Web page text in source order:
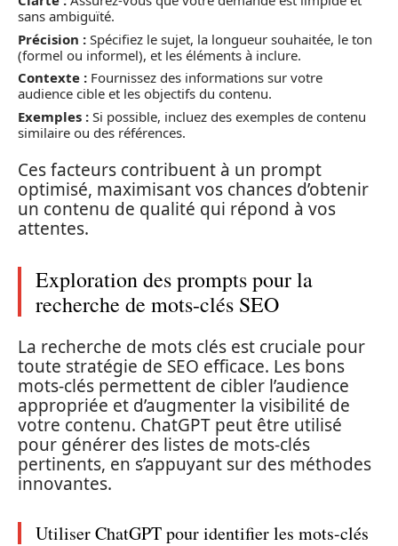
sans ambiguïté.
Précision : Spécifiez le sujet, la longueur souhaitée, le ton
(formel ou informel), et les éléments à inclure.
Contexte : Fournissez des informations sur votre
audience cible et les objectifs du contenu.
Exemples : Si possible, incluez des exemples de contenu
similaire ou des références.
Ces facteurs contribuent à un prompt
optimisé, maximisant vos chances d’obtenir
un contenu de qualité qui répond à vos
attentes.
Exploration des prompts pour la
recherche de mots-clés SEO
La recherche de mots clés est cruciale pour
toute stratégie de SEO efficace. Les bons
mots-clés permettent de cibler l’audience
appropriée et d’augmenter la visibilité de
votre contenu. ChatGPT peut être utilisé
pour générer des listes de mots-clés
pertinents, en s’appuyant sur des méthodes
innovantes.
Utiliser ChatGPT pour identifier les mots-clés